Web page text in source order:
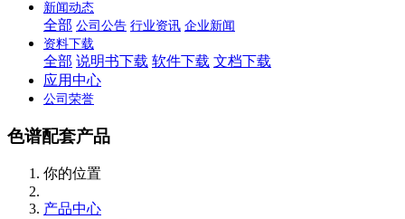
新闻动态
全部 公司公告 行业资讯 企业新闻
资料下载
全部 说明书下载 软件下载 文档下载
应用中心
公司荣誉
色谱配套产品
你的位置
产品中心